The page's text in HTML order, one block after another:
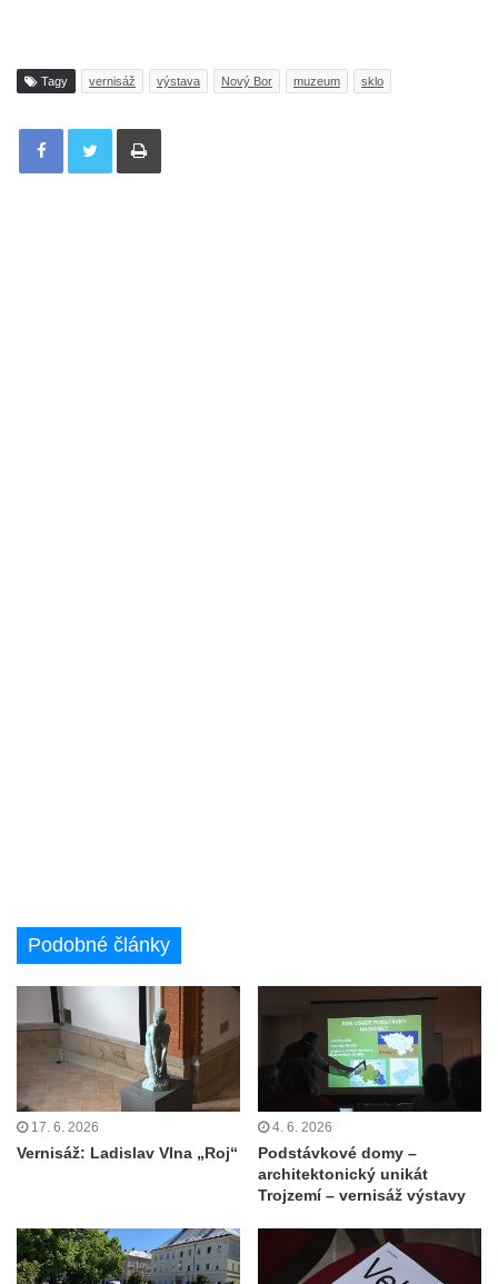
Tagy vernisáž výstava Nový Bor muzeum sklo
Tisknout
Podobné články
17. 6. 2026
Vernisáž: Ladislav Vlna „Roj“
4. 6. 2026
Podstávkové domy –
architektonický unikát
Trojzemí – vernisáž výstavy